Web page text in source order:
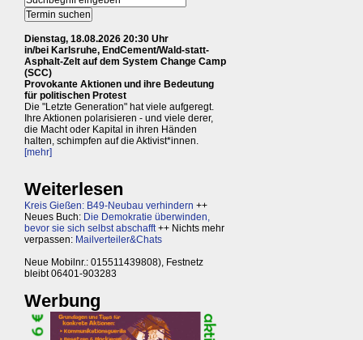
Dienstag, 18.08.2026 20:30 Uhr
in/bei Karlsruhe, EndCement/Wald-statt-
Asphalt-Zelt auf dem System Change Camp
(SCC)
Provokante Aktionen und ihre Bedeutung
für politischen Protest
Die "Letzte Generation" hat viele aufgeregt.
Ihre Aktionen polarisieren - und viele derer,
die Macht oder Kapital in ihren Händen
halten, schimpfen auf die Aktivist*innen.
[mehr]
Weiterlesen
Kreis Gießen: B49-Neubau verhindern ++
Neues Buch: Die Demokratie überwinden,
bevor sie sich selbst abschafft++ Nichts mehr
verpassen: Mailverteiler&Chats
Neue Mobilnr.: 015511439808), Festnetz
bleibt 06401-903283
Werbung